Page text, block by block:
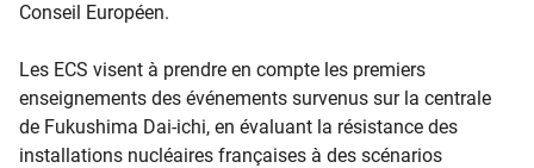
Conseil Européen.
Les ECS visent à prendre en compte les premiers
enseignements des événements survenus sur la centrale
de Fukushima Dai-ichi, en évaluant la résistance des
installations nucléaires françaises à des scénarios